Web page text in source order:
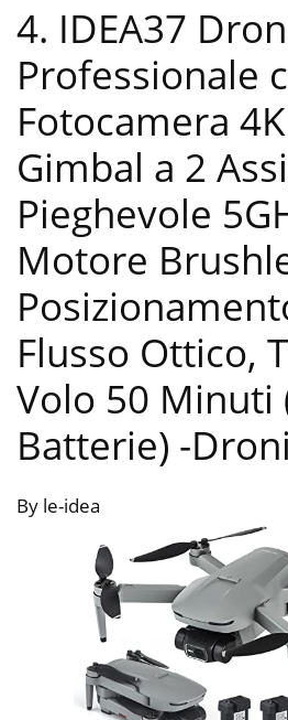
4. IDEA37
Professionale
Fotocamera
Gimbal a 2
Pieghevole
Motore
Flusso Ottico,
Volo 50 Minuti
Batterie) -Droni
By le-idea